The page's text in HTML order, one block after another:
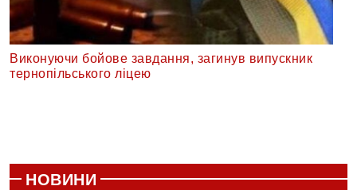
Виконуючи бойове завдання, загинув випускник
тернопільського ліцею
НОВИНИ